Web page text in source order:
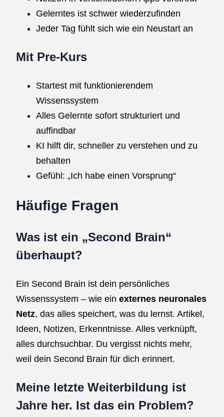
Gelerntes ist schwer wiederzufinden
Jeder Tag fühlt sich wie ein Neustart an
Mit Pre-Kurs
Startest mit funktionierendem
Wissenssystem
Alles Gelernte sofort strukturiert und
auffindbar
KI hilft dir, schneller zu verstehen und zu
behalten
Gefühl: „Ich habe einen Vorsprung“
Häufige Fragen
Was ist ein „Second Brain“
überhaupt?
Ein Second Brain ist dein persönliches
Wissenssystem – wie ein externes neuronales
Netz, das alles speichert, was du lernst. Artikel,
Ideen, Notizen, Erkenntnisse. Alles verknüpft,
alles durchsuchbar. Du vergisst nichts mehr,
weil dein Second Brain für dich erinnert.
Meine letzte Weiterbildung ist
Jahre her. Ist das ein Problem?